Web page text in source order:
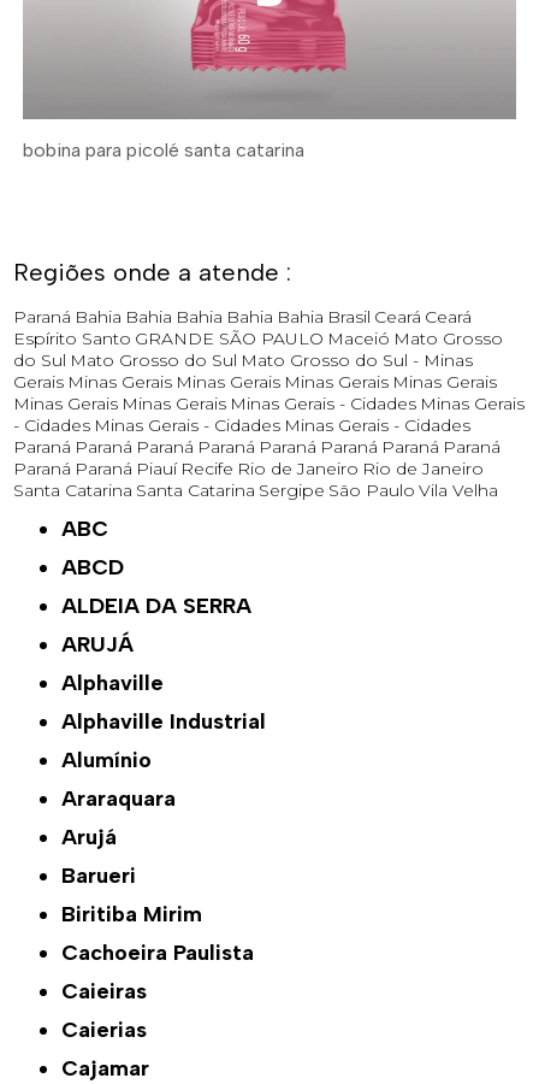
bobina para picolé santa catarina
Regiões onde a atende :
Paraná Bahia Bahia Bahia Bahia Bahia Brasil Ceará Ceará
Espírito Santo GRANDE SÃO PAULO Maceió Mato Grosso
do Sul Mato Grosso do Sul Mato Grosso do Sul - Minas
Gerais Minas Gerais Minas Gerais Minas Gerais Minas Gerais
Minas Gerais Minas Gerais Minas Gerais - Cidades Minas Gerais
- Cidades Minas Gerais - Cidades Minas Gerais - Cidades
Paraná Paraná Paraná Paraná Paraná Paraná Paraná Paraná
Paraná Paraná Piauí Recife Rio de Janeiro Rio de Janeiro
Santa Catarina Santa Catarina Sergipe São Paulo Vila Velha
ABC
ABCD
ALDEIA DA SERRA
ARUJÁ
Alphaville
Alphaville Industrial
Alumínio
Araraquara
Arujá
Barueri
Biritiba Mirim
Cachoeira Paulista
Caieiras
Caierias
Cajamar